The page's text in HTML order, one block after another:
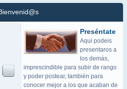
Preséntate
Aqui podeis
presentaros a
los demás,
imprescindible para subir de rango
y poder postear, también para
conocer mejor a los que acaban de